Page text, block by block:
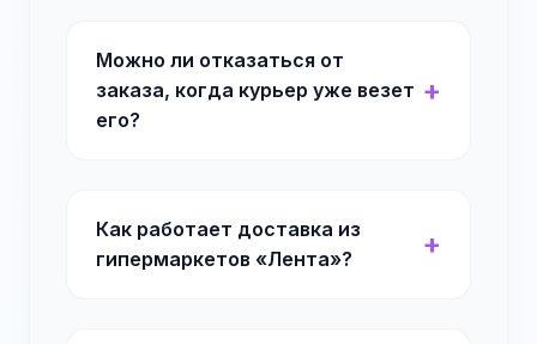
Можно ли отказаться от
заказа, когда курьер уже везет
его?
Как работает доставка из
гипермаркетов «Лента»?